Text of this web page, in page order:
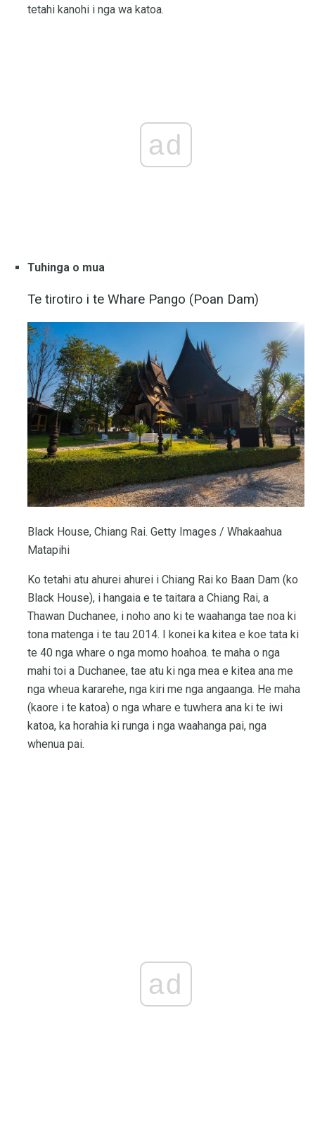
tetahi kanohi i nga wa katoa.
ad
Tuhinga o mua
Te tirotiro i te Whare Pango (Poan Dam)
Black House, Chiang Rai. Getty Images / Whakaahua
Matapihi
Ko tetahi atu ahurei ahurei i Chiang Rai ko Baan Dam (ko
Black House), i hangaia e te taitara a Chiang Rai, a
Thawan Duchanee, i noho ano ki te waahanga tae noa ki
tona matenga i te tau 2014. I konei ka kitea e koe tata ki
te 40 nga whare o nga momo hoahoa. te maha o nga
mahi toi a Duchanee, tae atu ki nga mea e kitea ana me
nga wheua kararehe, nga kiri me nga angaanga. He maha
(kaore i te katoa) o nga whare e tuwhera ana ki te iwi
katoa, ka horahia ki runga i nga waahanga pai, nga
whenua pai.
ad